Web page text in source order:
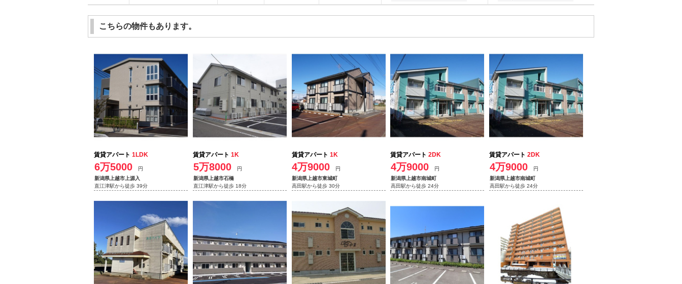
こちらの物件もあります。
賃貸アパート 1LDK
6万5000
円
新潟県上越市上源入
直江津駅から徒歩 39分
賃貸アパート 1K
5万8000
円
新潟県上越市石橋
直江津駅から徒歩 18分
賃貸アパート 1K
4万9000
円
新潟県上越市東城町
高田駅から徒歩 30分
賃貸アパート2DK
4万9000
円
新潟県上越市南城町
高田駅から徒歩 24分
賃貸アパート2DK
4万9000
円
新潟県上越市南城町
高田駅から徒歩 24分